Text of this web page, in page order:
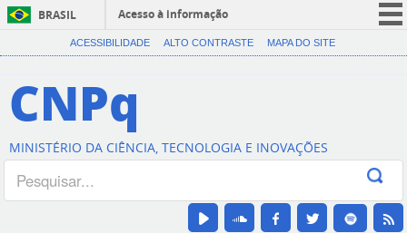
BRASIL
Acesso à informação
CORONAVÍRUS (COVID-19)
Canais
ACESSIBILIDADE ALTO CONTRASTE MAPA DO SITE
CNPq
MINISTÉRIO DA CIÊNCIA, TECNOLOGIA E INOVAÇÕES